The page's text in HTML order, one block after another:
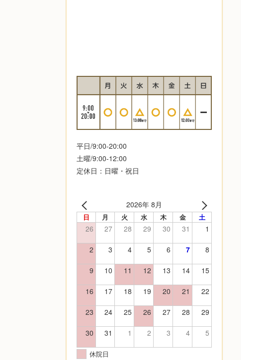
平日/9:00-20:00
土曜/9:00-12:00
定休日：日曜・祝日
2026年 8月
日 月 火 水 木 金 土
26 27 28 29 30 31 1
2 3 4 5 6 7 8
9 10 11 12 13 14 15
16 17 18 19 20 21 22
23 24 25 26 27 28 29
30 31 1 2 3 4 5
休院日